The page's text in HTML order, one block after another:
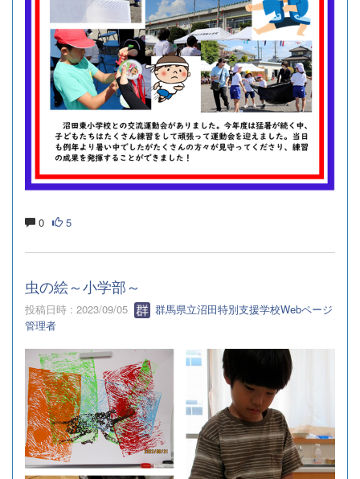
0 5
虫の絵～小学部～
投稿日時 : 2023/09/05
群馬県立沼田特別支援学校Webページ
管理者